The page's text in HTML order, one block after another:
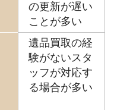
の更新が遅い
ことが多い
遺品買取の経
験がないスタ
ッフが対応す
る場合が多い